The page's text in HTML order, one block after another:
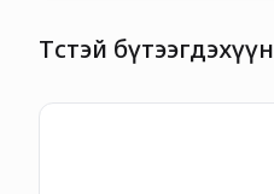
Төстэй бүтээгдэхүүн